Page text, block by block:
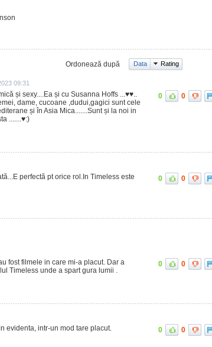
Ordonează după Data Rating
09:31
și sexy....Ea și cu Susanna Hoffs ...♥️♥️..
dame, cucoane ,dudui,gagici sunt cele
și în Asia Mica.......Sunt și la noi in
.......♥️:)
0 0
perfectă pt orice rol.In Timeless este
0 0
fost filmele in care mi-a placut. Dar a
Timeless unde a spart gura lumii .
0 0
evidenta, intr-un mod tare placut. 0 0